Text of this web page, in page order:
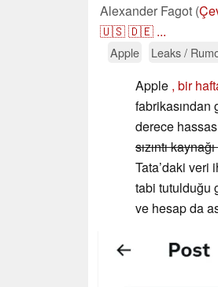
Alexander Fagot (
🇺🇸🇩🇪 ...
Apple Leaks /
Apple , bir
fabrikasından
derece
sızıntı
Tata’daki veri
tabi tutulduğu
ve hesap da